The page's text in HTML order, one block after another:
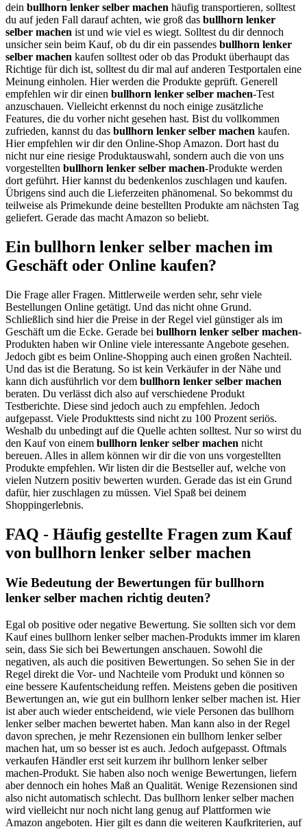
dein bullhorn lenker selber machen häufig transportieren, solltest
du auf jeden Fall darauf achten, wie groß das bullhorn lenker
selber machen ist und wie viel es wiegt. Solltest du dir dennoch
unsicher sein beim Kauf, ob du dir ein passendes bullhorn lenker
selber machen kaufen solltest oder ob das Produkt überhaupt das
Richtige für dich ist, solltest du dir mal auf anderen Testportalen eine
Meinung einholen. Hier werden die Produkte geprüft. Generell
empfehlen wir dir einen bullhorn lenker selber machen-Test
anzuschauen. Vielleicht erkennst du noch einige zusätzliche
Features, die du vorher nicht gesehen hast. Bist du vollkommen
zufrieden, kannst du das bullhorn lenker selber machen kaufen.
Hier empfehlen wir dir den Online-Shop Amazon. Dort hast du
nicht nur eine riesige Produktauswahl, sondern auch die von uns
vorgestellten bullhorn lenker selber machen-Produkte werden
dort geführt. Hier kannst du bedenkenlos zuschlagen und kaufen.
Übrigens sind auch die Lieferzeiten phänomenal. So bekommst du
teilweise als Primekunde deine bestellten Produkte am nächsten Tag
geliefert. Gerade das macht Amazon so beliebt.
Ein bullhorn lenker selber machen im
Geschäft oder Online kaufen?
Die Frage aller Fragen. Mittlerweile werden sehr, sehr viele
Bestellungen Online getätigt. Und das nicht ohne Grund.
Schließlich sind hier die Preise in der Regel viel günstiger als im
Geschäft um die Ecke. Gerade bei bullhorn lenker selber machen-
Produkten haben wir Online viele interessante Angebote gesehen.
Jedoch gibt es beim Online-Shopping auch einen großen Nachteil.
Und das ist die Beratung. So ist kein Verkäufer in der Nähe und
kann dich ausführlich vor dem bullhorn lenker selber machen
beraten. Du verlässt dich also auf verschiedene Produkt
Testberichte. Diese sind jedoch auch zu empfehlen. Jedoch
aufgepasst. Viele Produkttests sind nicht zu 100 Prozent seriös.
Weshalb du unbedingt auf die Quelle achten solltest. Nur so wirst du
den Kauf von einem bullhorn lenker selber machen nicht
bereuen. Alles in allem können wir dir die von uns vorgestellten
Produkte empfehlen. Wir listen dir die Bestseller auf, welche von
vielen Nutzern positiv bewerten wurden. Gerade das ist ein Grund
dafür, hier zuschlagen zu müssen. Viel Spaß bei deinem
Shoppingerlebnis.
FAQ - Häufig gestellte Fragen zum Kauf
von bullhorn lenker selber machen
Wie Bedeutung der Bewertungen für bullhorn
lenker selber machen richtig deuten?
Egal ob positive oder negative Bewertung. Sie sollten sich vor dem
Kauf eines bullhorn lenker selber machen-Produkts immer im klaren
sein, dass Sie sich bei Bewertungen anschauen. Sowohl die
negativen, als auch die positiven Bewertungen. So sehen Sie in der
Regel direkt die Vor- und Nachteile vom Produkt und können so
eine bessere Kaufentscheidung reffen. Meistens geben die positiven
Bewertungen an, wie gut ein bullhorn lenker selber machen ist. Hier
ist aber auch wieder entscheidend, wie viele Personen das bullhorn
lenker selber machen bewertet haben. Man kann also in der Regel
davon sprechen, je mehr Rezensionen ein bullhorn lenker selber
machen hat, um so besser ist es auch. Jedoch aufgepasst. Oftmals
verkaufen Händler erst seit kurzem ihr bullhorn lenker selber
machen-Produkt. Sie haben also noch wenige Bewertungen, liefern
aber dennoch ein hohes Maß an Qualität. Wenige Rezensionen sind
also nicht automatisch schlecht. Das bullhorn lenker selber machen
wird vielleicht nur noch nicht lang genug auf Plattformen wie
Amazon angeboten. Hier gilt es dann die weiteren Kaufkriterien, auf